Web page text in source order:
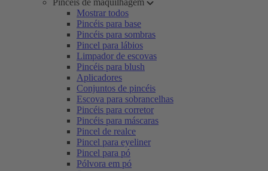
Pincéis de maquilhagem
Mostrar todos
Pincéis para base
Pincéis para sombras
Pincel para lábios
Limpador de escovas
Pincéis para blush
Aplicadores
Conjuntos de pincéis
Escova para sobrancelhas
Pincéis para corretor
Pincéis para máscaras
Pincel de realce
Pincel para eyeliner
Pincel para pó
Pólvora em pó